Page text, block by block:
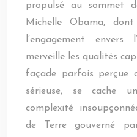
propulsé au sommet
Michelle Obama,
l’engagement envers
merveille les qualités
façade parfois perçue
sérieuse, se cache
complexité
de Terre gouverné